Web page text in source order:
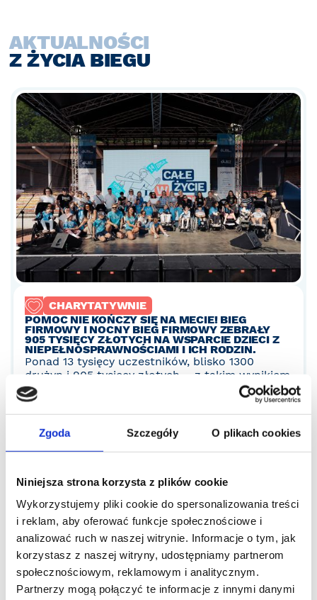
Zgoda Szczegóły O plikach cookies
Niniejsza strona korzysta z plików cookie
Wykorzystujemy pliki cookie do spersonalizowania treści
i reklam, aby oferować funkcje społecznościowe i
analizować ruch w naszej witrynie. Informacje o tym, jak
korzystasz z naszej witryny, udostępniamy partnerom
społecznościowym, reklamowym i analitycznym.
Partnerzy mogą połączyć te informacje z innymi danymi
AKTUALNOŚCI
Z ŻYCIA BIEGU
CHARYTATYWNIE
POMOC NIE KOŃCZY SIĘ NA MECIE! BIEG
FIRMOWY I NOCNY BIEG FIRMOWY ZEBRAŁY
905 TYSIĘCY ZŁOTYCH NA WSPARCIE DZIECI Z
NIEPEŁNOSPRAWNOŚCIAMI I ICH RODZIN.
Ponad 13 tysięcy uczestników, blisko 1300
drużyn i 905 tysięcy złotych – z takim wynikiem
zakończyły się tegoroczne edycje Biegu
Firmowego i Nocnego Biegu Firmowego.
Zebrane środki finansują leczenie i rehabilitację
dzieci z niepełnosprawnościami oraz wsparcie
psychologiczne ich rodzin i opiekę
wytchnieniową.
CZYTAJ 28.7.2026